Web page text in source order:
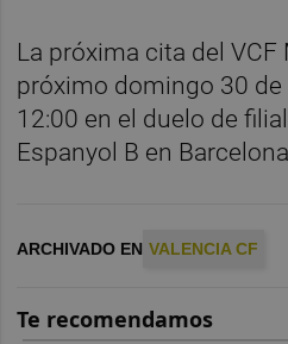
La próxima cita del VCF
próximo domingo 30 de
12:00 en el duelo de
Espanyol B en
ARCHIVADO EN VALENCIA CF